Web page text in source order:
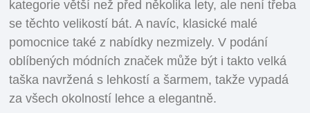
kategorie větší než před několika lety, ale není třeba
se těchto velikostí bát. A navíc, klasické malé
pomocnice také z nabídky nezmizely. V podání
oblíbených módních značek může být i takto velká
taška navržená s lehkostí a šarmem, takže vypadá
za všech okolností lehce a elegantně.